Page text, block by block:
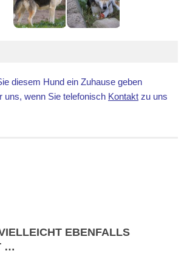
diesem Hund ein Zuhause geben
uns, wenn Sie telefonisch Kontakt zu uns
EBENFALLS
…